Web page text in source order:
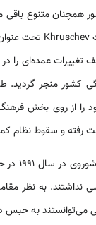
همچنان متنوع باقی
معنوی در کشور برانگیخت. در
کشور به طول کلی کنترل
رفته و سقوط نظام
نیز
به نظر
به حبس